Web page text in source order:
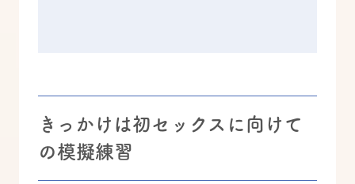
きっかけは初セックスに向けて
の模擬練習